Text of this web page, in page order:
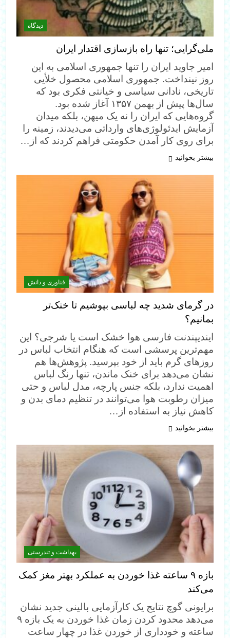
دیدگاه
ملی‌گرایی؛ تنها راه بازسازی اقتدار ایران
امیر جاوید ایران را تنها جمهوری اسلامی به این
روز نینداخت. جمهوری اسلامی محصول خلأیی
تاریخی، نادانی سیاسی و خیانتی فکری بود که
سال‌ها پیش از بهمن ۱۳۵۷ آغاز شده بود.
گروه‌هایی که ایران را نه یک میهن، بلکه میدان
آزمایش ایدئولوژی‌های وارداتی می‌دیدند، زمینه را
برای روی کار آمدن حکومتی فراهم کردند که از…
بیشتر بخوانید
فناوری و دانش
در گرمای شدید چه لباسی بپوشیم تا خنک‌تر
بمانیم؟
ایندیپندنت فارسی هوا خشک است یا شرجی؟ این
مهم‌ترین پرسشی است که هنگام انتخاب لباس در
روزهای گرم باید از خود بپرسید. پژوهش‌ها هم
نشان می‌دهد برای خنک ماندن، تنها رنگ لباس
اهمیت ندارد، بلکه جنس پارچه، مدل لباس و حتی
میزان رطوبت هوا می‌توانند در تنظیم دمای بدن و
کاهش نیاز به استفاده از…
بیشتر بخوانید
بهداشت و تندرستی
بازه ۹ ساعته غذا خوردن به عملکرد بهتر مغز کمک
می‌کند
برایونی گوچ نتایج یک کارآزمایی بالینی جدید نشان
می‌دهد محدود کردن زمان غذا خوردن به یک بازه ۹
ساعته و خودداری از خوردن غذا در چهار ساعت